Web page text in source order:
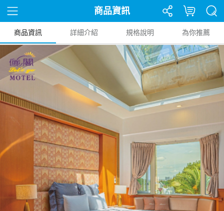
商品資訊
商品資訊 詳細介紹 規格說明 為你推薦